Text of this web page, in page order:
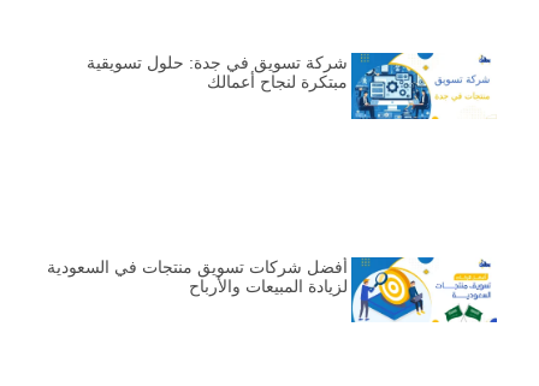
شركة تسويق في جدة: حلول تسويقية
مبتكرة لنجاح أعمالك
أفضل شركات تسويق منتجات في السعودية
لزيادة المبيعات والأرباح